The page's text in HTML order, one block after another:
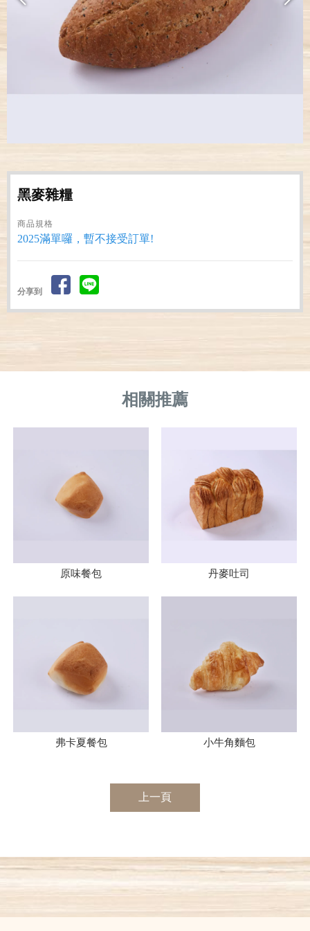
黑麥雜糧
商品規格
2025滿單囉，暫不接受訂單!
分享到
原味餐包 丹麥吐司
弗卡夏餐包 小牛角麵包
上一頁